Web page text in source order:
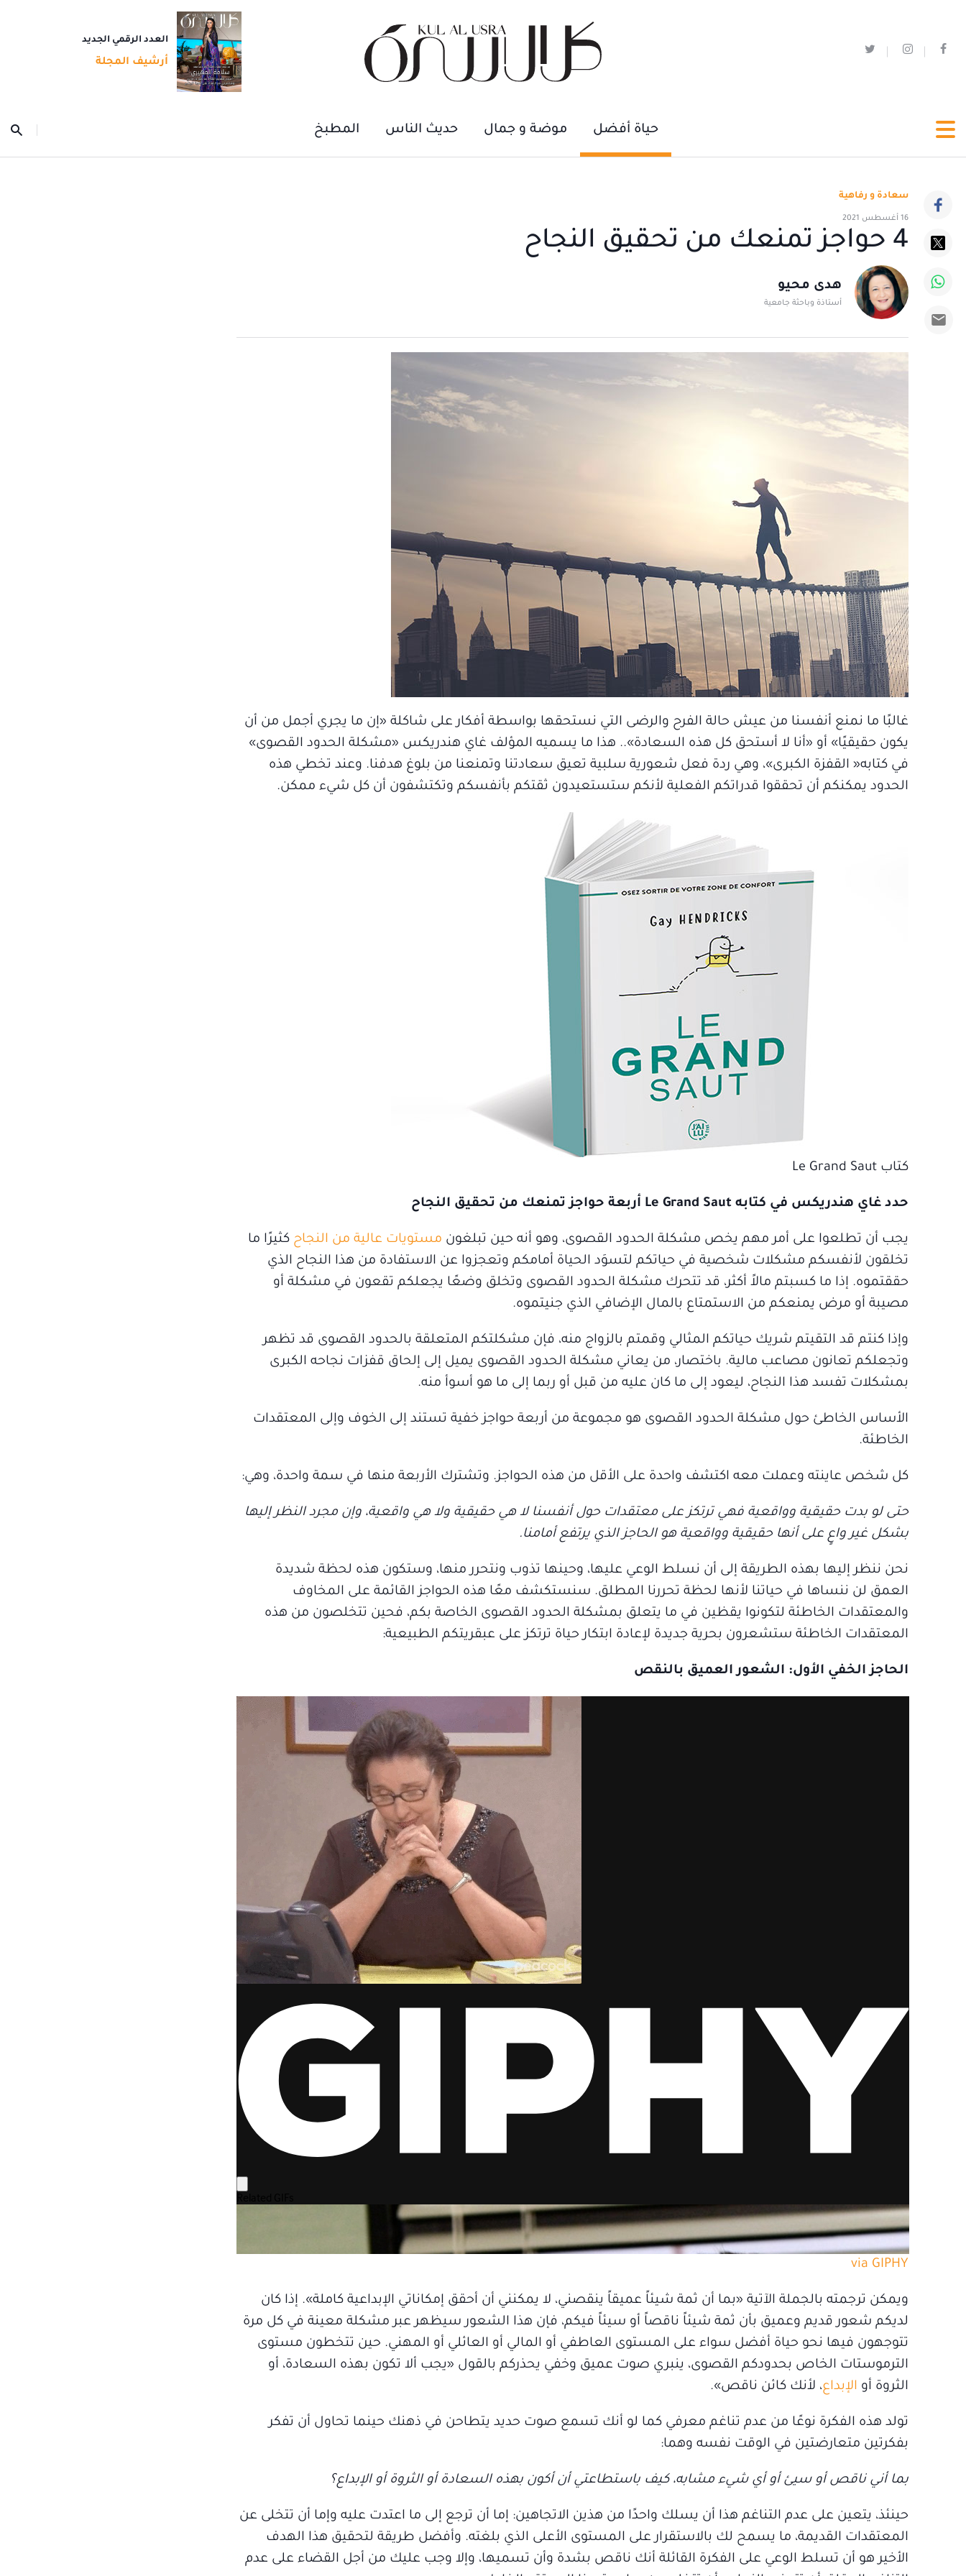
العدد الرقمي الجديد
أرشيف المجلة
حياة أفضل موضة و جمال حديث الناس المطبخ
سعادة و رفاهية
16 أغسطس 2021
4 حواجز تمنعك من تحقيق النجاح
هدى محيو
أستاذة وباحثة جامعية
غالبًا ما نمنع أنفسنا من عيش حالة الفرح والرضى التي نستحقها بواسطة أفكار على شاكلة «إن ما يجري أجمل من أن
يكون حقيقيًا» أو «أنا لا أستحق كل هذه السعادة».. هذا ما يسميه المؤلف غاي هندريكس «مشكلة الحدود القصوى»
في كتابه« القفزة الكبرى»، وهي ردة فعل شعورية سلبية تعيق سعادتنا وتمنعنا من بلوغ هدفنا. وعند تخطي هذه
الحدود يمكنكم أن تحققوا قدراتكم الفعلية لأنكم ستستعيدون ثقتكم بأنفسكم وتكتشفون أن كل شيء ممكن.
كتاب Le Grand Saut
حدد غاي هندريكس في كتابه Le Grand Saut أربعة حواجز تمنعك من تحقيق النجاح
يجب أن تطلعوا على أمر مهم يخص مشكلة الحدود القصوى، وهو أنه حين تبلغون مستويات عالية من النجاح كثيرًا ما
تخلقون لأنفسكم مشكلات شخصية في حياتكم لتسوَد الحياة أمامكم وتعجزوا عن الاستفادة من هذا النجاح الذي
حققتموه. إذا ما كسبتم مالاً أكثر، قد تتحرك مشكلة الحدود القصوى وتخلق وضعًا يجعلكم تقعون في مشكلة أو
مصيبة أو مرض يمنعكم من الاستمتاع بالمال الإضافي الذي جنيتموه.
وإذا كنتم قد التقيتم شريك حياتكم المثالي وقمتم بالزواج منه، فإن مشكلتكم المتعلقة بالحدود القصوى قد تظهر
وتجعلكم تعانون مصاعب مالية. باختصار، من يعاني مشكلة الحدود القصوى يميل إلى إلحاق قفزات نجاحه الكبرى
بمشكلات تفسد هذا النجاح، ليعود إلى ما كان عليه من قبل أو ربما إلى ما هو أسوأ منه.
الأساس الخاطئ حول مشكلة الحدود القصوى هو مجموعة من أربعة حواجز خفية تستند إلى الخوف وإلى المعتقدات
الخاطئة.
كل شخص عاينته وعملت معه اكتشف واحدة على الأقل من هذه الحواجز. وتشترك الأربعة منها في سمة واحدة، وهي:
حتى لو بدت حقيقية وواقعية فهي ترتكز على معتقدات حول أنفسنا لا هي حقيقية ولا هي واقعية، وإن مجرد النظر إليها
بشكل غير واعٍ على أنها حقيقية وواقعية هو الحاجز الذي يرتفع أمامنا.
نحن ننظر إليها بهذه الطريقة إلى أن نسلط الوعي عليها، وحينها تذوب ونتحرر منها، وستكون هذه لحظة شديدة
العمق لن ننساها في حياتنا لأنها لحظة تحررنا المطلق. سنستكشف معًا هذه الحواجز القائمة على المخاوف
والمعتقدات الخاطئة لتكونوا يقظين في ما يتعلق بمشكلة الحدود القصوى الخاصة بكم، فحين تتخلصون من هذه
المعتقدات الخاطئة ستشعرون بحرية جديدة لإعادة ابتكار حياة ترتكز على عبقريتكم الطبيعية:
الحاجز الخفي الأول: الشعور العميق بالنقص
via GIPHY
ويمكن ترجمته بالجملة الآتية «بما أن ثمة شيئاً عميقاً ينقصني، لا يمكنني أن أحقق إمكاناتي الإبداعية كاملة». إذا كان
لديكم شعور قديم وعميق بأن ثمة شيئاً ناقصاً أو سيئاً فيكم، فإن هذا الشعور سيظهر عبر مشكلة معينة في كل مرة
تتوجهون فيها نحو حياة أفضل سواء على المستوى العاطفي أو المالي أو العائلي أو المهني. حين تتخطون مستوى
الترموستات الخاص بحدودكم القصوى، ينبري صوت عميق وخفي يحذركم بالقول «يجب ألا تكون بهذه السعادة، أو
الثروة أو الإبداع، لأنك كائن ناقص».
تولد هذه الفكرة نوعًا من عدم تناغم معرفي كما لو أنك تسمع صوت حديد يتطاحن في ذهنك حينما تحاول أن تفكر
بفكرتين متعارضتين في الوقت نفسه وهما:
بما أني ناقص أو سيئ أو أي شيء مشابه، كيف باستطاعتي أن أكون بهذه السعادة أو الثروة أو الإبداع؟
حينئذ، يتعين على عدم التناغم هذا أن يسلك واحدًا من هذين الاتجاهين: إما أن ترجع إلى ما اعتدت عليه وإما أن تتخلى عن
المعتقدات القديمة، ما يسمح لك بالاستقرار على المستوى الأعلى الذي بلغته. وأفضل طريقة لتحقيق هذا الهدف
الأخير هو أن تسلط الوعي على الفكرة القائلة أنك ناقص بشدة وأن تسميها، وإلا وجب عليك من أجل القضاء على عدم